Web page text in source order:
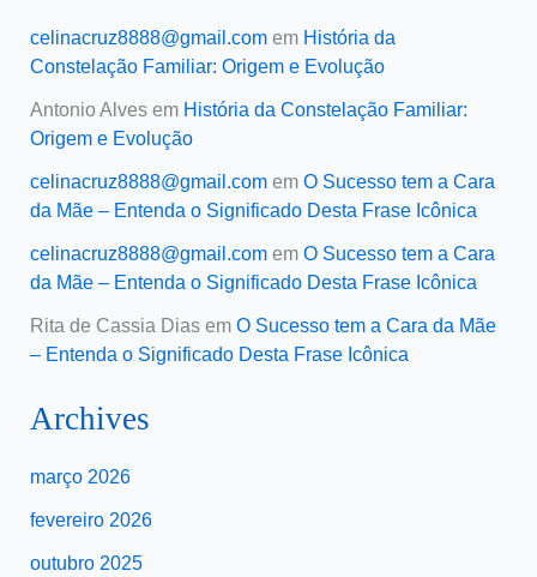
celinacruz8888@gmail.comem História da
Constelação Familiar: Origem e Evolução
Antonio Alvesem História da Constelação Familiar:
Origem e Evolução
celinacruz8888@gmail.comem O Sucesso tem a Cara
da Mãe – Entenda o Significado Desta Frase Icônica
celinacruz8888@gmail.comem O Sucesso tem a Cara
da Mãe – Entenda o Significado Desta Frase Icônica
Rita de Cassia Diasem O Sucesso tem a Cara da Mãe
– Entenda o Significado Desta Frase Icônica
Archives
março 2026
fevereiro 2026
outubro 2025